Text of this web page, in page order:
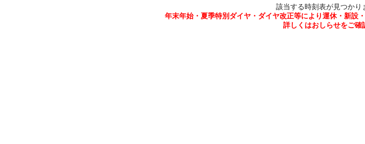
該当する時刻表が見つかり
年末年始・夏季特別ダイヤ・ダイヤ改正等により運休・新設
詳しくはおしらせをご確